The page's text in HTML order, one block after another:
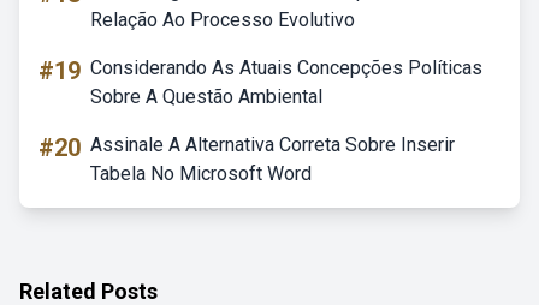
Relação Ao Processo Evolutivo
#19 Considerando As Atuais Concepções Políticas
Sobre A Questão Ambiental
#20 Assinale A Alternativa Correta Sobre Inserir
Tabela No Microsoft Word
Related Posts